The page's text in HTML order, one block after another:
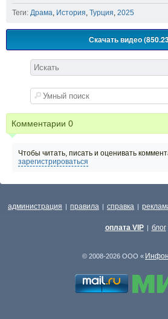
Теги: Драма, История, Турция, 2025
Скачать видео
Комментарии 0
Чтобы читать, писать и оценивать
зарегистрироваться
администрация | правила | справка |
оплата VIP | блог
© 2008-2026 ООО « Инфон